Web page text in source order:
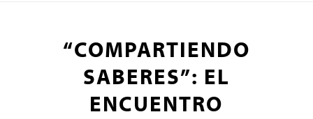
“COMPARTIENDO
SABERES”: EL
ENCUENTRO